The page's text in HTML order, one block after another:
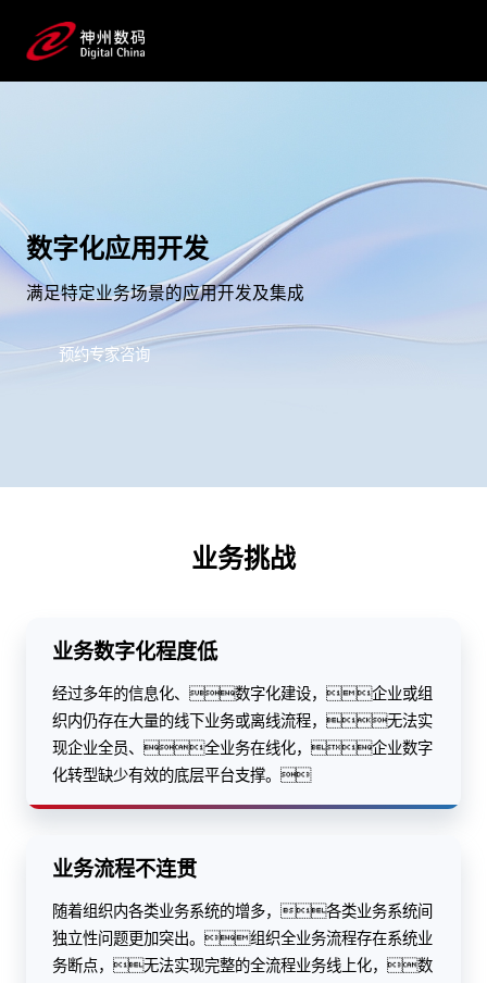
数字化应用开发
满足特定业务场景的应用开发及集成
预约专家咨询
业务挑战
业务数字化程度低
经过多年的信息化、数字化建设，企业或组
织内仍存在大量的线下业务或离线流程，无法实
现企业全员、全业务在线化，企业数字
化转型缺少有效的底层平台支撑。
业务流程不连贯
随着组织内各类业务系统的增多，各类业务系统间
独立性问题更加突出。组织全业务流程存在系统业
务断点，无法实现完整的全流程业务线上化，数